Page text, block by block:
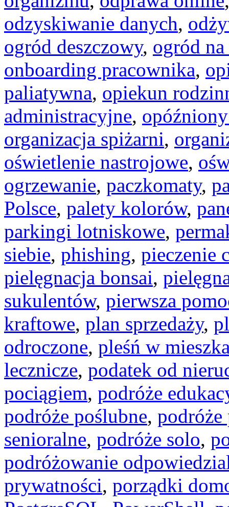
odzyskiwanie danych,
ogród deszczowy, ogród na
onboarding pracownika,
paliatywna, opiekun
administracyjne,
organizacja spiżarni,
oświetlenie nastrojowe,
ogrzewanie, paczkomaty,
Polsce, palety kolorów,
parkingi lotniskowe,
siebie, phishing, pieczenie
pielęgnacja bonsai,
sukulentów, pierwsza
kraftowe, plan sprzedaży,
odroczone, pleśń w
lecznicze, podatek od
pociągiem, podróże
podróże poślubne, podróże
senioralne, podróże solo,
podróżowanie
prywatności, porządki